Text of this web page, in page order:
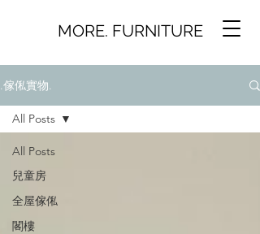
MORE. FURNITURE
.傢俬實物.
All Posts
兒童房
全屋傢俬
閣樓
All Posts